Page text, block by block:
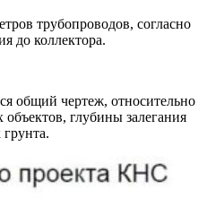
трубопроводов, согласно
до коллектора.
общий чертеж, относительно
глубины залегания